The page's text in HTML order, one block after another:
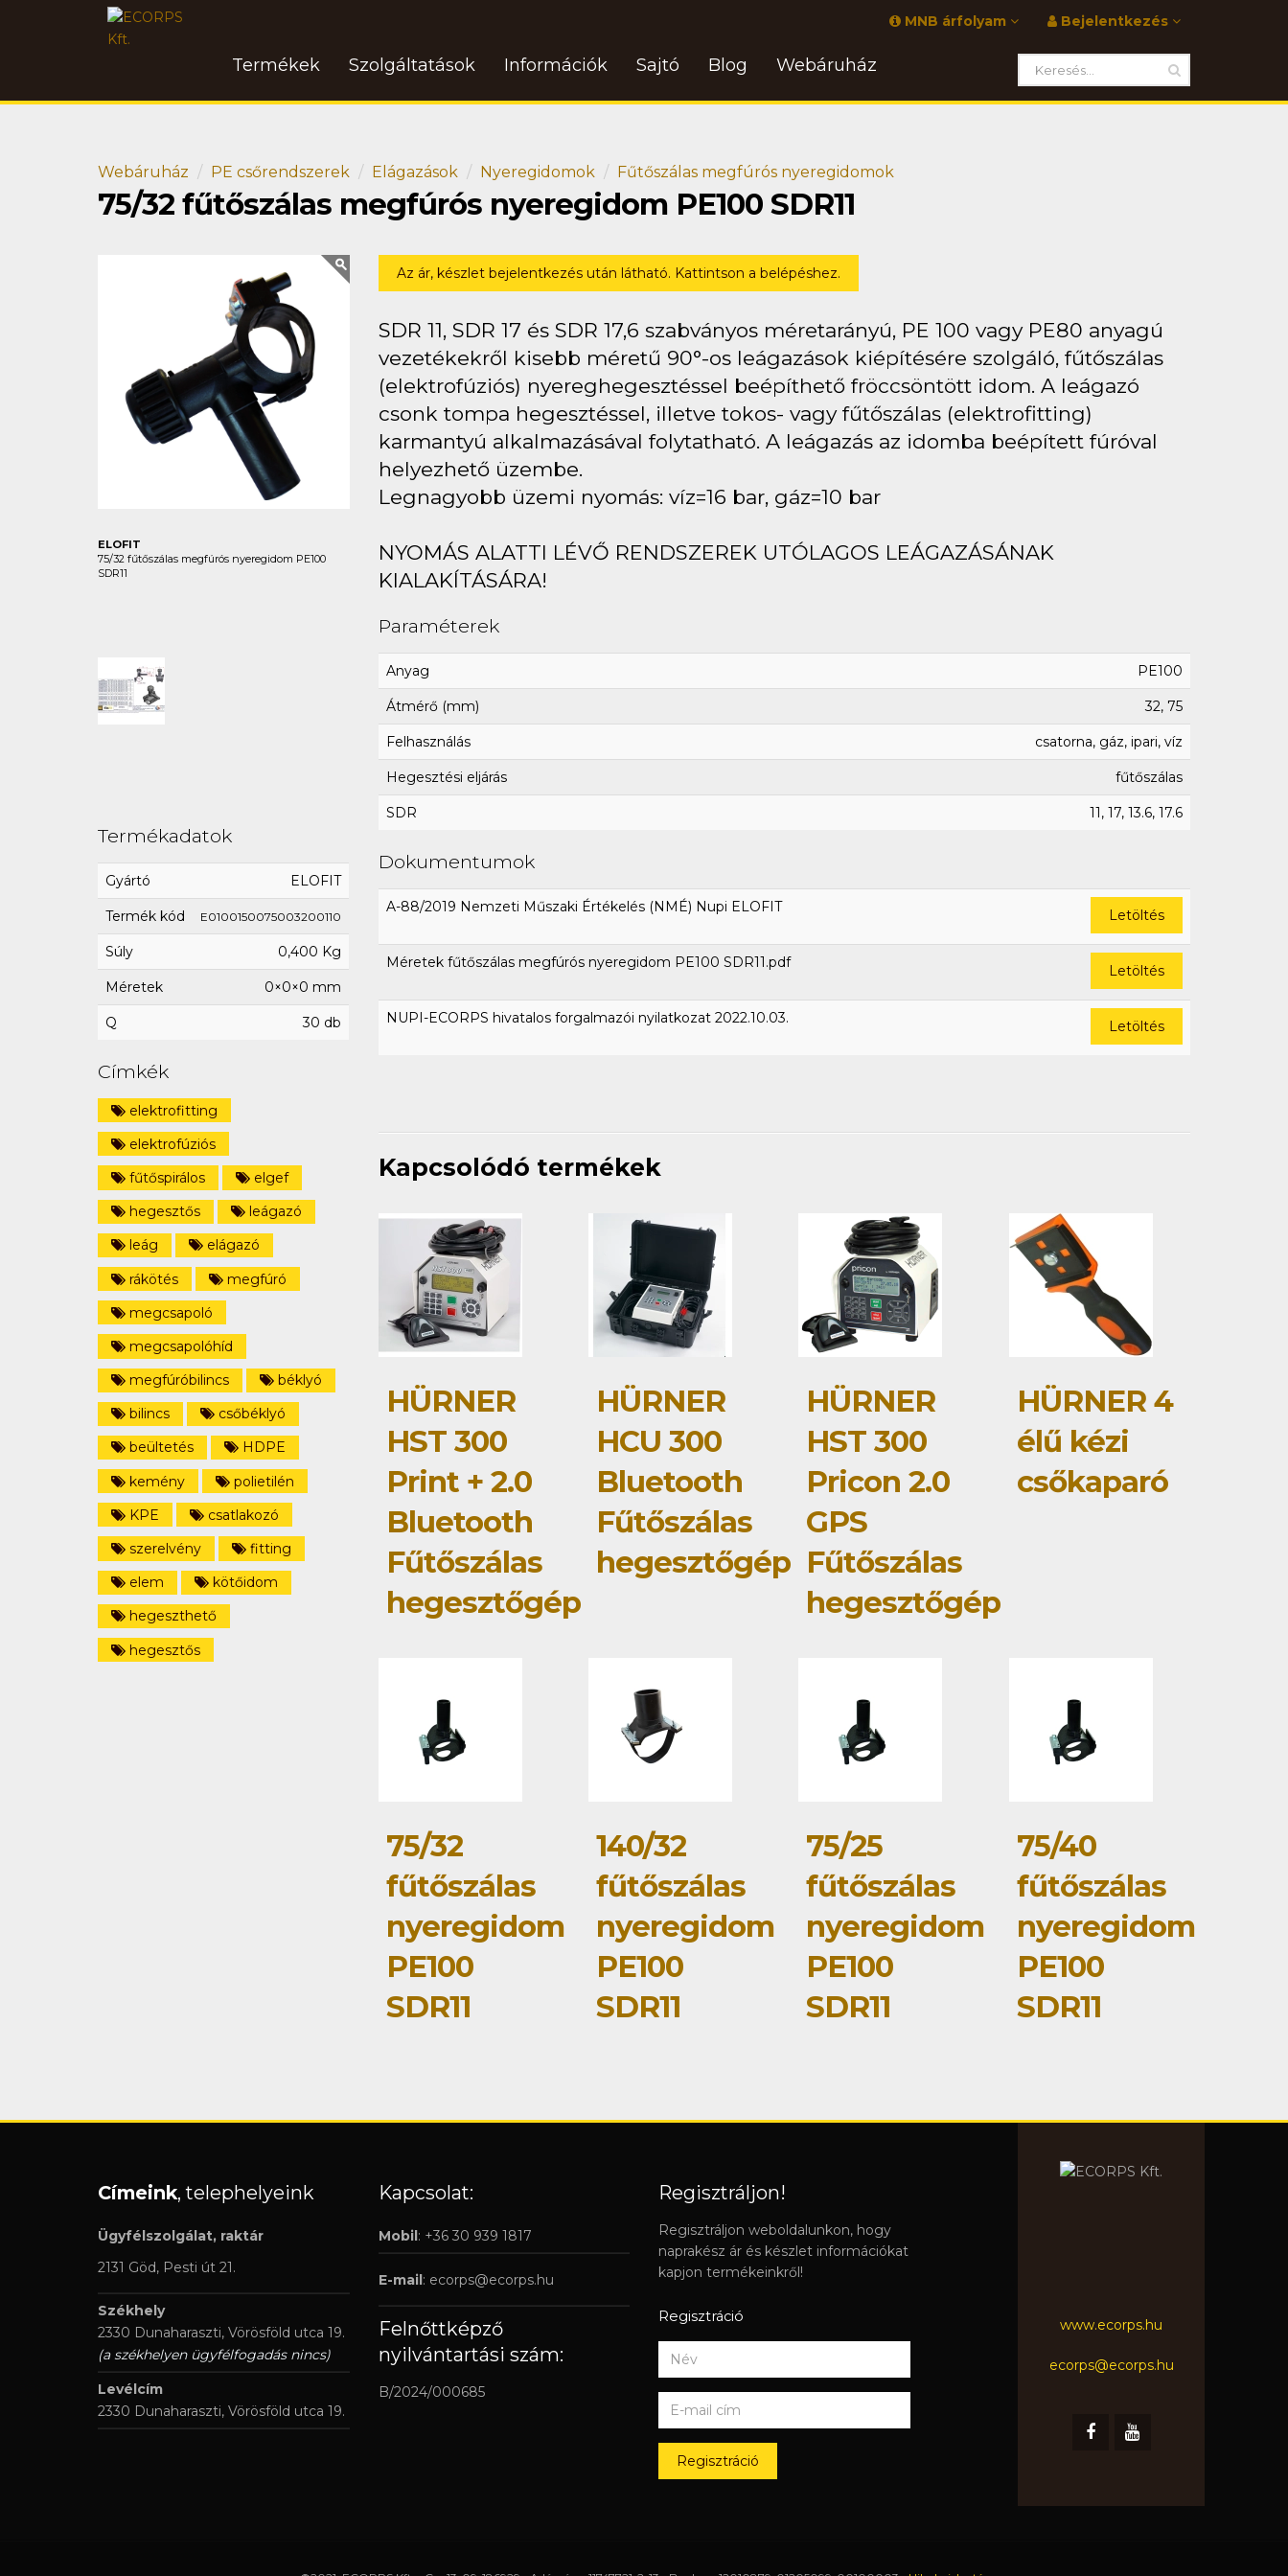
Bejelentkezés
MNB árfolyam
Termékek Szolgáltatások Információk Sajtó Blog Webáruház
Webáruház PE csőrendszerek Elágazások Nyeregidomok Fűtőszálas megfúrós nyeregidomok
75/32 fűtőszálas megfúrós nyeregidom PE100 SDR11
ELOFIT
75/32 fűtőszálas megfúrós nyeregidom PE100
SDR11
Az ár, készlet bejelentkezés után látható. Kattintson a belépéshez.
SDR 11, SDR 17 és SDR 17,6 szabványos méretarányú, PE 100 vagy PE80 anyagú
vezetékekről kisebb méretű 90°-os leágazások kiépítésére szolgáló, fűtőszálas
(elektrofúziós) nyereghegesztéssel beépíthető fröccsöntött idom. A leágazó
csonk tompa hegesztéssel, illetve tokos- vagy fűtőszálas (elektrofitting)
karmantyú alkalmazásával folytatható. A leágazás az idomba beépített fúróval
helyezhető üzembe.
Legnagyobb üzemi nyomás: víz=16 bar, gáz=10 bar
NYOMÁS ALATTI LÉVŐ RENDSZEREK UTÓLAGOS LEÁGAZÁSÁNAK
KIALAKÍTÁSÁRA!
Paraméterek
Anyag PE100
Átmérő (mm) 32, 75
Felhasználás csatorna, gáz, ipari, víz
Hegesztési eljárás fűtőszálas
SDR 11, 17, 13.6, 17.6
Dokumentumok
A-88/2019 Nemzeti Műszaki Értékelés (NMÉ) Nupi ELOFIT Letöltés
Méretek fűtőszálas megfúrós nyeregidom PE100 SDR11.pdf Letöltés
NUPI-ECORPS hivatalos forgalmazói nyilatkozat 2022.10.03. Letöltés
Termékadatok
Gyártó ELOFIT
Termék kód E0100150075003200110
Súly 0,400 Kg
Méretek 0×0×0 mm
Q 30 db
Címkék
elektrofitting
elektrofúziós
fűtőspirálos
elgef
hegesztős
leágazó
leág
elágazó
rákötés
megfúró
megcsapoló
megcsapolóhíd
megfúróbilincs
béklyó
bilincs
csőbéklyó
beültetés
HDPE
kemény
polietilén
KPE
csatlakozó
szerelvény
fitting
elem
kötőidom
hegeszthető
hegesztős
Kapcsolódó termékek
HÜRNER
HST 300
Print + 2.0
Bluetooth
Fűtőszálas
hegesztőgép
HÜRNER
HCU 300
Bluetooth
Fűtőszálas
hegesztőgép
HÜRNER
HST 300
Pricon 2.0
GPS
Fűtőszálas
hegesztőgép
HÜRNER 4
élű kézi
csőkaparó
75/32
fűtőszálas
nyeregidom
PE100
SDR11
140/32
fűtőszálas
nyeregidom
PE100
SDR11
75/25
fűtőszálas
nyeregidom
PE100
SDR11
75/40
fűtőszálas
nyeregidom
PE100
SDR11
Címeink, telephelyeink
Ügyfélszolgálat, raktár
2131 Göd, Pesti út 21.
Székhely
2330 Dunaharaszti, Vörösföld utca 19.
(a székhelyen ügyfélfogadás nincs)
Levélcím
2330 Dunaharaszti, Vörösföld utca 19.
Kapcsolat:
Mobil: +36 30 939 1817
E-mail: ecorps@ecorps.hu
Felnőttképző
nyilvántartási szám:
B/2024/000685
Regisztráljon!
Regisztráljon weboldalunkon, hogy
naprakész ár és készlet információkat
kapjon termékeinkről!
Regisztráció
Regisztráció
www.ecorps.hu
ecorps@ecorps.hu